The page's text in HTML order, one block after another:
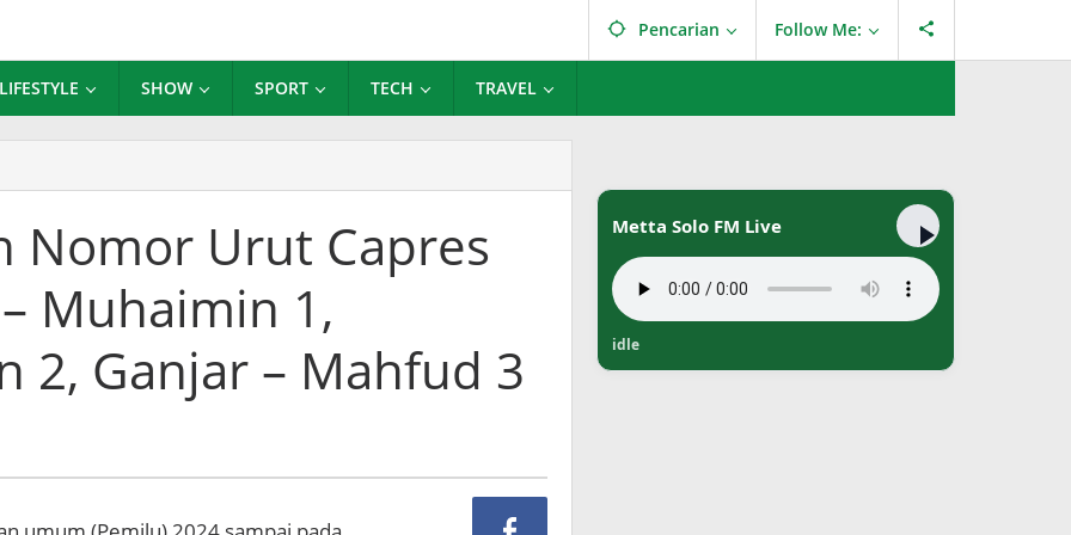
Pencarian Follow Me:
LIFESTYLE SHOW SPORT TECH TRAVEL
Nomor Urut Capres
Muhaimin 1,
2, Ganjar – Mahfud 3
Metta Solo FM Live
idle